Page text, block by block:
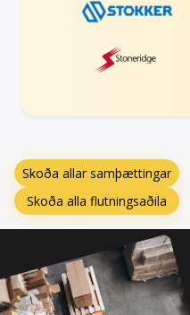
Skoða allar samþættingar
Skoða alla flutningsaðila